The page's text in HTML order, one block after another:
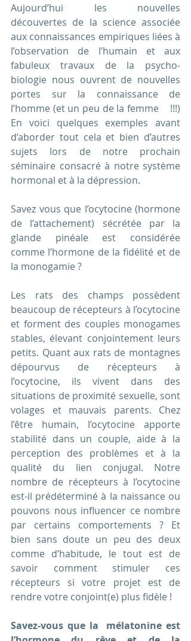
Aujourd’hui les nouvelles
découvertes de la science associée
aux connaissances empiriques liées à
l’observation de l’humain et aux
fabuleux travaux de la psycho-
biologie nous ouvrent de nouvelles
portes sur la connaissance de
l’homme (et un peu de la femme    !!!)
En voici quelques exemples avant
d’aborder tout cela et bien d’autres
sujets lors de notre prochain
séminaire consacré à notre système
hormonal et à la dépression.
Savez vous que l’ocytocine (hormone
de l’attachement) sécrétée par la
glande pinéale est considérée
comme l’hormone de la fidélité et de
la monogamie ?
Les rats des champs possèdent
beaucoup de récepteurs à l’ocytocine
et forment des couples monogames
stables, élevant conjointement leurs
petits. Quant aux rats de montagnes
dépourvus de récepteurs à
l’ocytocine, ils vivent dans des
situations de proximité sexuelle, sont
volages et mauvais parents. Chez
l’être humain, l’ocytocine apporte
stabilité dans un couple, aide à la
perception des problèmes et à la
qualité du lien conjugal. Notre
nombre de récepteurs à l’ocytocine
est-il prédéterminé à la naissance ou
pouvons nous influencer ce nombre
par certains comportements ? Et
bien sans doute un peu des deux
comme d’habitude, le tout est de
savoir comment stimuler ces
récepteurs si votre projet est de
rendre votre conjoint(e) plus fidèle !
Savez-vous que la  mélatonine est